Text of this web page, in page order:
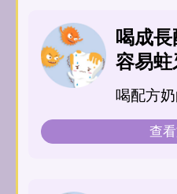
喝成
容易蛀
喝配方
蛀牙?這
查